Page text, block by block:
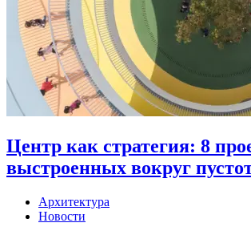
Центр как стратегия: 8
выстроенных вокруг
Архитектура
Новости